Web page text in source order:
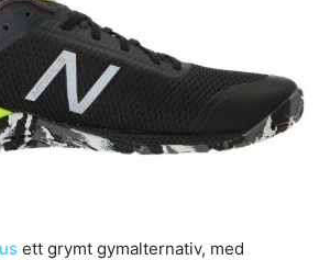
ett grymt gymalternativ, med